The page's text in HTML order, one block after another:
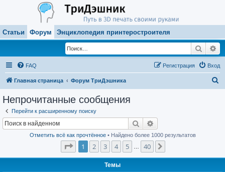
Статьи Форум Энциклопедия принтеростроителя
Поиск
FAQ Вход
Регистрация
Главная страница Форум ТриДэшника
Непрочитанные сообщения
Перейти к расширенному поиску
Поиск
Отметить всё как прочтённое• Найдено более 1000 результатов
Страница1 из
1 2 3 4 5 40
Темы